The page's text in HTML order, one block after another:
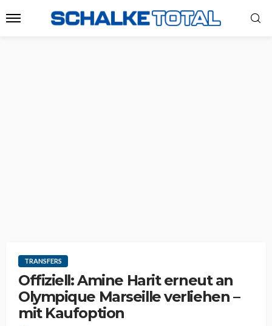
TRANSFERS
Offiziell: Amine Harit erneut an
Olympique Marseille verliehen –
mit Kaufoption